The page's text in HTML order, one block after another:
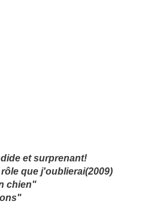
et surprenant!
que j'oublierai(2009)
chien"